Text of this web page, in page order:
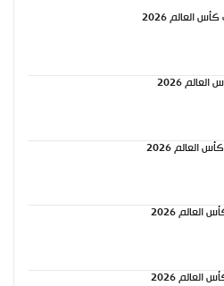
موعد مباراة البرتغال والكونغو في كأس العالم 2026
موعد مباراة النمسا والأردن في كأس العالم 2026
موعد مباراة الأرجنتين والجزائر في كأس العالم 2026
موعد مباراة العراق والنرويج في كأس العالم 2026
موعد مباراة فرنسا والسنغال في كأس العالم 2026